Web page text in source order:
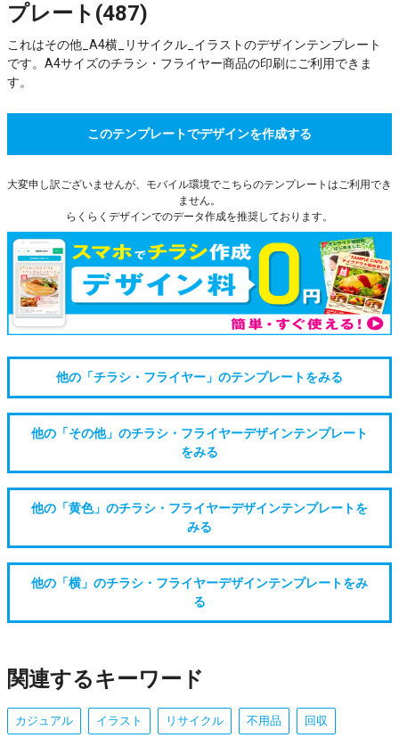
プレート(487)
これはその他_A4横_リサイクル_イラストのデザインテンプレート
です。A4サイズのチラシ・フライヤー商品の印刷にご利用できま
す。
このテンプレートでデザインを作成する
大変申し訳ございませんが、モバイル環境でこちらのテンプレートはご利用でき
ません。
らくらくデザインでのデータ作成を推奨しております。
他の「チラシ・フライヤー」のテンプレートをみる
他の「その他」のチラシ・フライヤーデザインテンプレート
をみる
他の「黄色」のチラシ・フライヤーデザインテンプレートを
みる
他の「横」のチラシ・フライヤーデザインテンプレートをみ
る
関連するキーワード
カジュアル イラスト リサイクル 不用品 回収